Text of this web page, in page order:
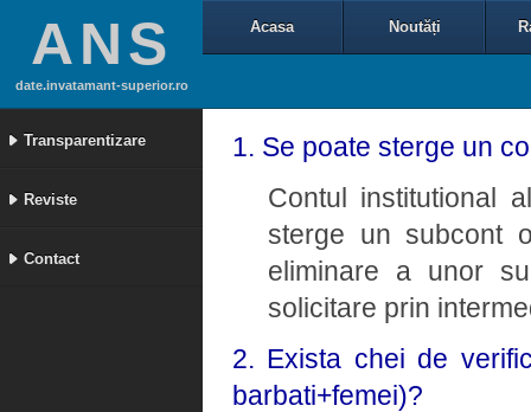
ANS
date.invatamant-superior.ro
Transparentizare
Reviste
Contact
Acasa Noutăți
1. Se poate sterge un
Contul institutional
sterge un subcont
eliminare a unor
solicitare prin
2. Exista chei de
barbati+femei)?